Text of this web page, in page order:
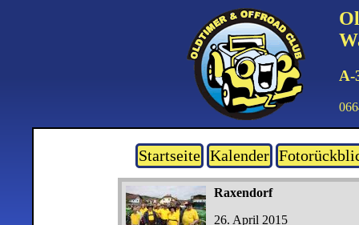
A-
Startseite Kalender
Raxendorf
26. April 2015